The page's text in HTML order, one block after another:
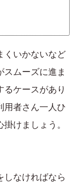
くいかないなど
スムーズに進ま
るケースがあり
用者さん一人ひ
けましょう。
しなければなら